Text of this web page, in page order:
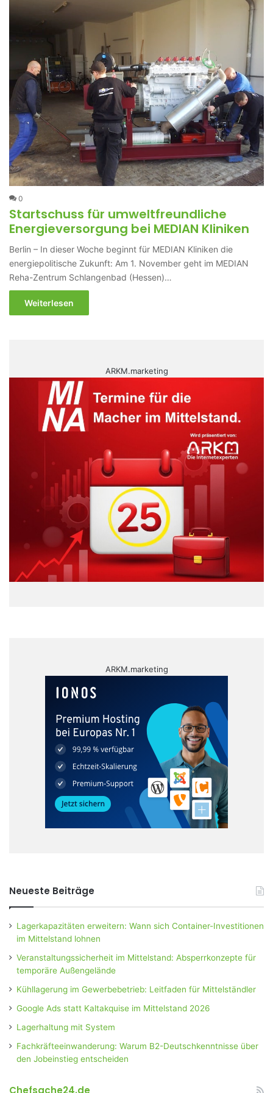
0
Startschuss für umweltfreundliche
Energieversorgung bei MEDIAN Kliniken
Berlin – In dieser Woche beginnt für MEDIAN Kliniken die
energiepolitische Zukunft: Am 1. November geht im MEDIAN
Reha-Zentrum Schlangenbad (Hessen)…
Weiterlesen
ARKM.marketing
ARKM.marketing
Neueste Beiträge
Lagerkapazitäten erweitern: Wann sich Container-Investitionen
im Mittelstand lohnen
Veranstaltungssicherheit im Mittelstand: Absperrkonzepte für
temporäre Außengelände
Kühllagerung im Gewerbebetrieb: Leitfaden für Mittelständler
Google Ads statt Kaltakquise im Mittelstand 2026
Lagerhaltung mit System
Fachkräfteeinwanderung: Warum B2-Deutschkenntnisse über
den Jobeinstieg entscheiden
Chefsache24.de